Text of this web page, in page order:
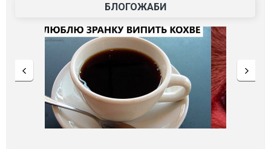
БЛОГОЖАБИ